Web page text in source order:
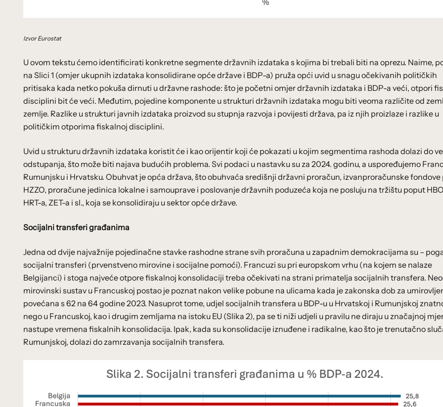
Izvor Eurostat
U ovom tekstu ćemo identificirati konkretne segmente državnih izdataka s kojima bi trebali biti na oprezu. Naime,
na Slici 1 (omjer ukupnih izdataka konsolidirane opće države i BDP-a) pruža opći uvid u snagu očekivanih političkih
pritisaka kada netko pokuša dirnuti u državne rashode: što je početni omjer državnih izdataka i BDP-a veći, otpori
disciplini bit će veći. Međutim, pojedine komponente u strukturi državnih izdataka mogu biti veoma različite od
zemlje. Razlike u strukturi javnih izdataka proizvod su stupnja razvoja i povijesti država, pa iz njih proizlaze i razlike u
političkim otporima fiskalnoj disciplini.
Uvid u strukturu državnih izdataka koristit će i kao orijentir koji će pokazati u kojim segmentima rashoda dolazi do
odstupanja, što može biti najava budućih problema. Svi podaci u nastavku su za 2024. godinu, a uspoređujemo
Rumunjsku i Hrvatsku. Obuhvat je opća država, što obuhvaća središnji državni proračun, izvanproračunske
HZZO, proračune jedinica lokalne i samouprave i poslovanje državnih poduzeća koja ne posluju na tržištu poput
HRT-a, ZET-a i sl., koja se konsolidiraju u sektor opće države.
Socijalni transferi građanima
Jedna od dvije najvažnije pojedinačne stavke rashodne strane svih proračuna u zapadnim demokracijama su –
socijalni transferi (prvenstveno mirovine i socijalne pomoći). Francuzi su pri europskom vrhu (na kojem se nalaze
Belgijanci) i stoga najveće otpore fiskalnoj konsolidaciji treba očekivati na strani primatelja socijalnih transfera.
mirovinski sustav u Francuskoj postao je poznat nakon velike pobune na ulicama kada je zakonska dob za
povećana s 62 na 64 godine 2023. Nasuprot tome, udjel socijalnih transfera u BDP-u u Hrvatskoj i Rumunjskoj
nego u Francuskoj, kao i drugim zemljama na istoku EU (Slika 2), pa se ti niži udjeli u pravilu ne diraju u značajnoj
nastupe vremena fiskalnih konsolidacija. Ipak, kada su konsolidacije iznuđene i radikalne, kao što je trenutačno
Rumunjskoj, dolazi do zamrzavanja socijalnih transfera.